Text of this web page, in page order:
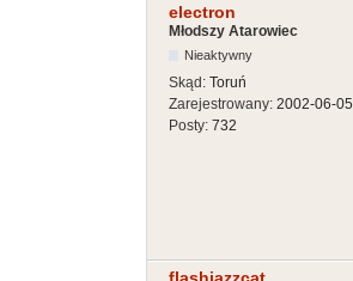
electron
Młodszy Atarowiec
Nieaktywny
Skąd: Toruń
Zarejestrowany: 2002-06-05
Posty: 732